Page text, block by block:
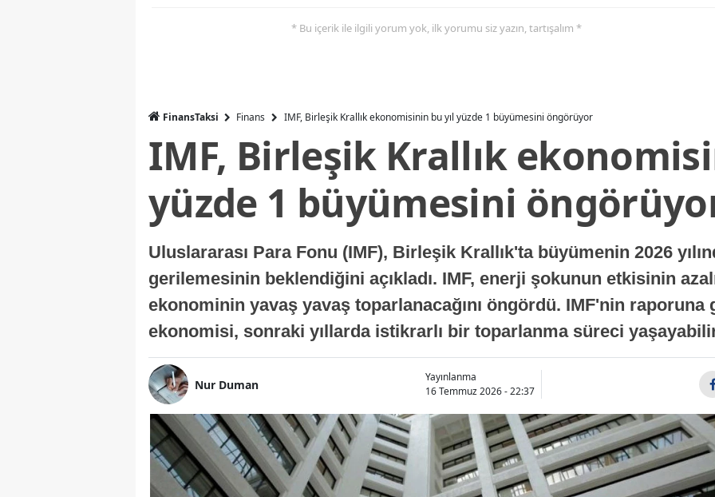
* Bu içerik ile ilgili yorum yok, ilk yorumu siz yazın, tartışalım *
FinansTaksi Finans IMF, Birleşik Krallık ekonomisinin bu yıl yüzde 1 büyümesini öngörüyor
IMF, Birleşik Krallık
yüzde 1 büyümesini
Uluslararası Para Fonu (IMF), Birleşik Krallık'ta büyümenin 2026
gerilemesinin beklendiğini açıkladı. IMF, enerji şokunun etkisinin
ekonominin yavaş yavaş toparlanacağını öngördü. IMF'nin raporuna
ekonomisi, sonraki yıllarda istikrarlı bir toparlanma süreci
Nur Duman
Yayınlanma
16 Temmuz 2026 - 22:37